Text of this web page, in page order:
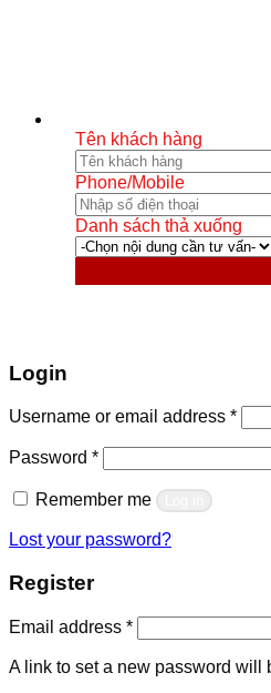
Tên khách hàng
Phone/Mobile
Danh sách thả xuống
Login
Username or email address *
Password *Required
Remember me
Lost your password?
Register
Email address *Required
A link to set a new password will